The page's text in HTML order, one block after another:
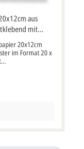
aus
mit
20x12cm
im Format 20 x